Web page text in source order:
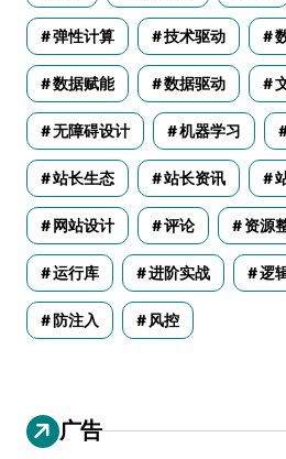
弹性计算 技术驱动
数据赋能 数据驱动
无障碍设计 机器学习
站长生态 站长资讯
网站设计 评论 资源
运行库 进阶实战 逻
防注入 风控
广告